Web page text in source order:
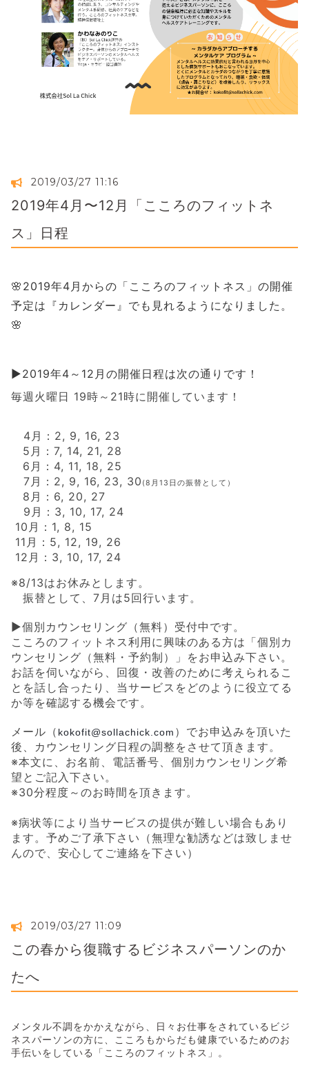
2019/03/27 11:16
2019年4月〜12月「こころのフィットネ
ス」日程
🌸2019年4月からの「こころのフィットネス」の開催
予定は『カレンダー』でも見れるようになりました。
🌸
▶2019年4 ～ 12 月の開催日程は次の通りです！
毎週火曜日 19時～ 21時に開催しています！
4 月：2, 9, 16, 23
5月：7, 14, 21, 28
6月：4, 11, 18, 25
7月：2, 9, 16, 23, 30 (8月13日の振替として）
8月：6, 20, 27
9月：3, 10, 17, 24
10月：1, 8, 15
11月：5, 12, 19, 26
12月：3, 10, 17, 24
※8/13はお休みとします。
振替として、7月は5回行います。
▶個別カウンセリング（無料）受付中です。
こころのフィットネス利用に興味のある方は「個別カ
ウンセリング（無料・予約制）」をお申込み下さい。
お話を伺いながら、回復・改善のために考えられるこ
とを話し合ったり、当サービスをどのように役立てる
か等を確認する機会です。
メール（ kokofit@sollachick.com ）でお申込みを頂いた
後、カウンセリング日程の調整をさせて頂きます。
※本文に、お名前、電話番号、個別カウンセリング希
望とご記入下さい。
※30分程度～のお時間を頂きます。
※病状等により当サービスの提供が難しい場合もあり
ます。予めご了承下さい（無理な勧誘などは致しませ
んので、安心してご連絡を下さい）
2019/03/27 11:09
この春から復職するビジネスパーソンのか
たへ
メンタル不調をかかえながら、日々お仕事をされているビジ
ネスパーソンの方に、こころもからだも健康でいるためのお
手伝いをしている「こころのフィットネス」。